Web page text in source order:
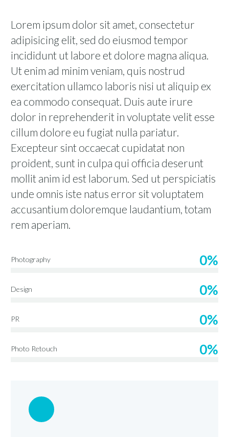
Lorem ipsum dolor sit amet, consectetur
adipisicing elit, sed do eiusmod tempor
incididunt ut labore et dolore magna aliqua.
Ut enim ad minim veniam, quis nostrud
exercitation ullamco laboris nisi ut aliquip ex
ea commodo consequat. Duis aute irure
dolor in reprehenderit in voluptate velit esse
cillum dolore eu fugiat nulla pariatur.
Excepteur sint occaecat cupidatat non
proident, sunt in culpa qui officia deserunt
mollit anim id est laborum. Sed ut perspiciatis
unde omnis iste natus error sit voluptatem
accusantium doloremque laudantium, totam
rem aperiam.
Photography 0%
Design 0%
PR 0%
Photo Retouch 0%